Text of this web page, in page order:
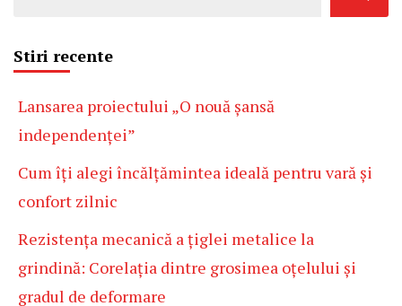
Stiri recente
Lansarea proiectului „O nouă șansă
independenței”
Cum îți alegi încălțămintea ideală pentru vară și
confort zilnic
Rezistența mecanică a țiglei metalice la
grindină: Corelația dintre grosimea oțelului și
gradul de deformare